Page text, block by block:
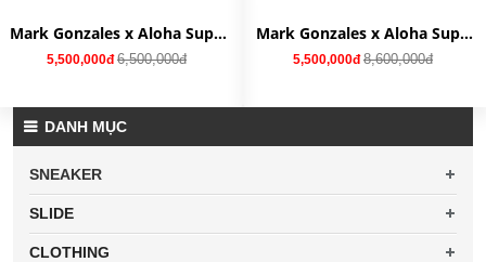
Mark Gonzales x Aloha Super 'Chair Fight' GY6896
5,500,000đ 6,500,000đ
Mark Gonzales x Aloha Super 'One Black Eye' HQ2032
5,500,000đ 8,600,000đ
DANH MỤC
SNEAKER
SLIDE
CLOTHING